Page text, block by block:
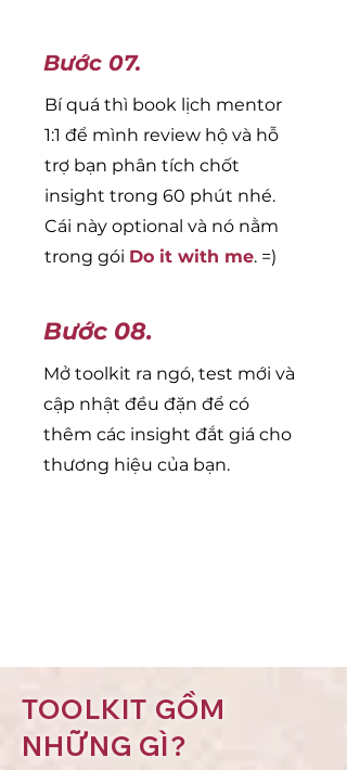
Bước 07.
Bí quá thì book lịch mentor
1:1 để mình review hộ và hỗ
trợ bạn phân tích chốt
insight trong 60 phút nhé.
Cái này optional và nó nằm
trong gói Do it with me. =)
Bước 08.
Mở toolkit ra ngó, test mới và
cập nhật đều đặn để có
thêm các insight đắt giá cho
thương hiệu của bạn.
TOOLKIT GỒM
NHỮNG GÌ?